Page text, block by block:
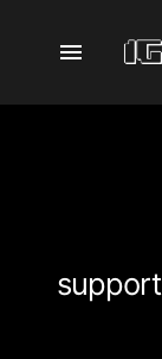
support